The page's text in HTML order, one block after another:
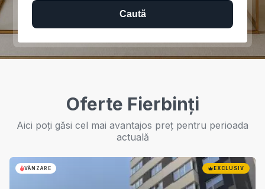
Caută
Oferte Fierbinți
Aici poți găsi cel mai avantajos preț pentru perioada
actuală
VÂNZARE EXCLUSIV